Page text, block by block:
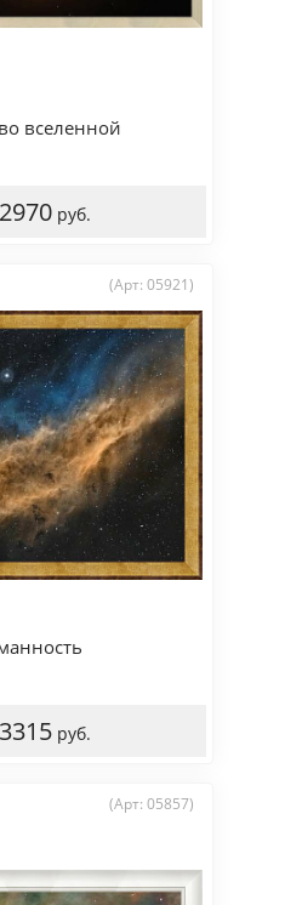
вселенной
руб.
(Арт: 05921)
руб.
(Арт: 05857)